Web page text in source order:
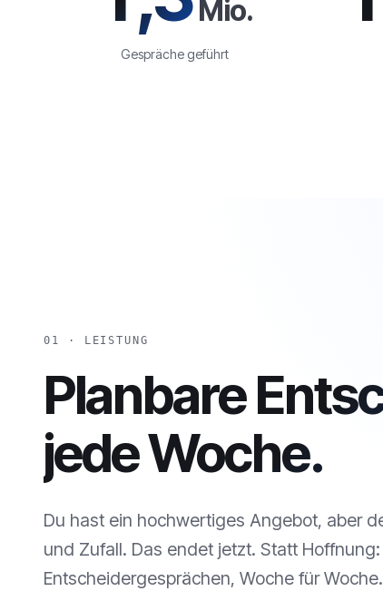
Mio.
Gespräche geführt
01 · LEISTUNG
Planbare
jede Woche.
Du hast ein hochwertiges Angebot, aber
und Zufall. Das endet jetzt. Statt
Entscheidergesprächen, Woche für Woche.